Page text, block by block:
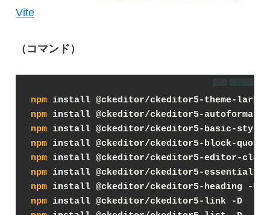
Vite
（コマンド）
npm install @ckeditor/ckeditor5-theme-lark -
npm install @ckeditor/ckeditor5-autoformat -
npm install @ckeditor/ckeditor5-basic-
npm install @ckeditor/ckeditor5-block-quote
npm install @ckeditor/ckeditor5-editor-
npm install @ckeditor/ckeditor5-essentials -
npm install @ckeditor/ckeditor5-heading -D
npm install @ckeditor/ckeditor5-link -D